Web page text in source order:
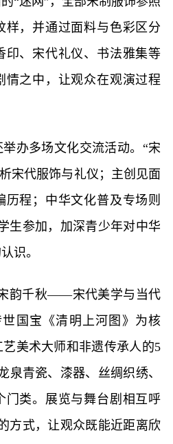
样，并通过面料与色彩区分
印、宋代礼仪、书法雅集等
情之中，让观众在观演过程
办多场文化交流活动。“宋
宋代服饰与礼仪；主创见面
程；中华文化普及专场则
生参加，加深青少年对中华
识。
韵千秋——宋代美学与当代
国宝《清明上河图》为核
美术大师和非遗传承人的5
泉青瓷、漆器、丝绸织绣、
门类。展览与舞台剧相互呼
方式，让观众既能近距离欣